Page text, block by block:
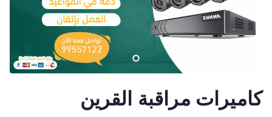
كاميرات مراقبة القرين